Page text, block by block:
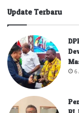
Update Terbaru
6